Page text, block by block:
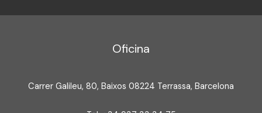
Oficina
Carrer Galileu, 80, Baixos 08224 Terrassa, Barcelona